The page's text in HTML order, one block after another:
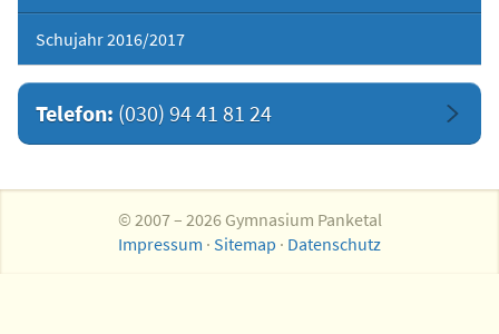
Schujahr 2016/2017
Telefon: (030) 94 41 81 24
© 2007 – 2026 Gymnasium Panketal
Impressum · Sitemap · Datenschutz